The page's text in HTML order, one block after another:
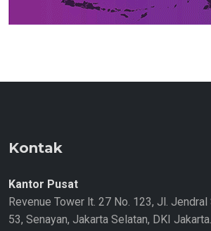
Kontak
Kantor Pusat
Revenue Tower lt. 27 No. 123, Jl. Jendral
53, Senayan, Jakarta Selatan, DKI